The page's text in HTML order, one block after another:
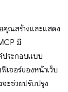
คุณสร้างและแสดง
มี
ประกอบแบบ
เจอร์ของหน้าเว็บ
ะช่วยปรับปรุง